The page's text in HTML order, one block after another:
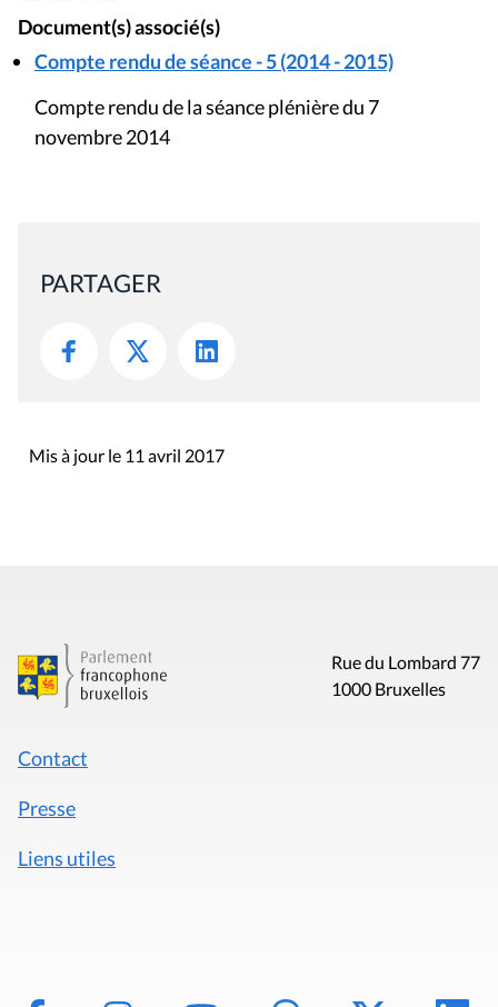
Document(s) associé(s)
Compte rendu de séance - 5 (2014 - 2015)
Compte rendu de la séance plénière du 7
novembre 2014
PARTAGER
Mis à jour le 11 avril 2017
Rue du Lombard 77
1000 Bruxelles
Contact
Presse
Liens utiles